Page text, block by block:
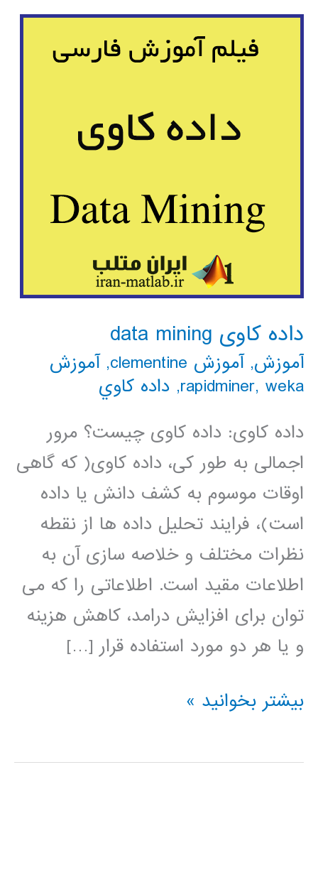
داده کاوی data mining
آموزش,آموزش clementine ,آموزش
rapidminer, weka
, داده كاوي
داده کاوی: داده کاوی چیست؟ مرور
اجمالی به طور کی، داده کاوی( که گاهی
اوقات موسوم به کشف دانش یا داده
است)، فرایند تحلیل داده ها از نقطه
نظرات مختلف و خلاصه سازی آن به
اطلاعات مقید است. اطلاعاتی را که می
توان برای افزایش درامد، کاهش هزینه
و یا هر دو مورد استفاده قرار […]
داده
data
بیشتر بخوانید »